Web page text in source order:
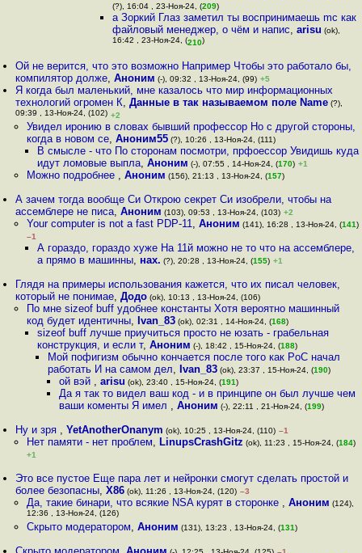
(?), 16:04 , 23-Ноя-24, (209)
а Зоркий Глаз заметил ты воспринимаешь mc как
файловый менеджер, о чём и напис,arisu (ok),
16:42 , 23-Ноя-24, (210)
Ой не верится, что это возможно Например Чтобы это работало бы,
компилятор долже,Аноним (-), 09:32 , 13-Ноя-24, (99) +5
Я когда был маленький, мне казалось что мир информационных
технологий огромен К,Данные в так называемом поле Name (?),
09:39 , 13-Ноя-24, (102) +2
Увидел иронию в словах бывший профессор Но с другой стороны,
когда в новом се, Аноним55(?), 10:26 , 13-Ноя-24, (111)
В смысле - что По сторонам посмотри, прфоессор Увидишь куда
идут ломовые выпла, Аноним (-), 07:55 , 14-Ноя-24, (170) +1
Можно подробнее , Аноним (156), 21:13 , 13-Ноя-24, (157)
А зачем тогда вообще Си Открою секрет Си изобрели, чтобы на
ассемблере не писа,Аноним (103), 09:53 , 13-Ноя-24, (103) +2
Your computer is not a fast PDP-11, Аноним (141), 16:28 , 13-Ноя-24, (141)
–1
А гораздо, гораздо хуже На 11й можно не то что на ассемблере,
а прямо в машинны, нах. (?), 20:28 , 13-Ноя-24, (155) +1
Глядя на примеры использования кажется, что их писал человек,
который не понимае,Додо (ok), 10:13 , 13-Ноя-24, (106)
По мне sizeof buff удобнее константы Хотя вероятно машинный
код будет идентичны, Ivan_83(ok), 02:31 , 14-Ноя-24, (168)
sizeof buff лучше приучиться просто не юзать - грабельная
конструкция, и если т, Аноним (-), 18:42 , 15-Ноя-24, (188)
Мой пофигизм обычно кончается после того как PoC начал
работать И на самом дел, Ivan_83 (ok), 23:37 , 15-Ноя-24, (190)
ой вэй , arisu (ok), 23:40 , 15-Ноя-24, (191)
Да я так то видел ваш код - и в принципе он был лучше чем
ваши коменты Я имел , Аноним (-), 22:11 , 21-Ноя-24, (199)
Ну и зря ,YetAnotherOnanym (ok), 10:25 , 13-Ноя-24, (110) –1
Нет памяти - нет проблем, LinupsCrashGitz (ok), 11:23 , 15-Ноя-24, (184)
+1
Это все пустое Еще пара лет и нейронки смогут сделать простой и
более безопасны,X86 (ok), 11:26 , 13-Ноя-24, (120) –3
Да, такие бинари, что всякие NSA курят в сторонке , Аноним (124),
12:36 , 13-Ноя-24, (126)
Скрыто модератором, Аноним (131), 13:23 , 13-Ноя-24, (131)